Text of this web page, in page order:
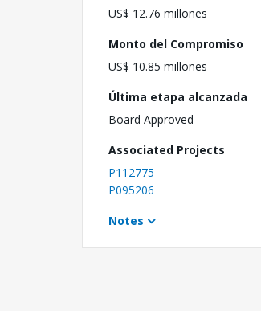
US$ 12.76 millones
Monto del Compromiso
US$ 10.85 millones
Última etapa alcanzada
Board Approved
Associated Projects
P112775
P095206
Notes